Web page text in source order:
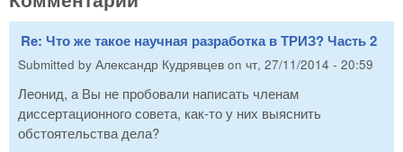
Re: Что же такое научная разработка в ТРИЗ? Часть 2
Submitted by Александр Кудрявцев on чт, 27/11/2014 - 20:59
Леонид, а Вы не пробовали написать членам
диссертационного совета, как-то у них выяснить
обстоятельства дела?